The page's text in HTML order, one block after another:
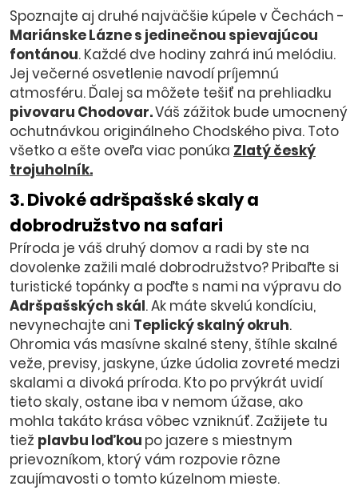
Spoznajte aj druhé najväčšie kúpele v Čechách -
Mariánske Lázne s jedinečnou spievajúcou
fontánou. Každé dve hodiny zahrá inú melódiu.
Jej večerné osvetlenie navodí príjemnú
atmosféru. Ďalej sa môžete tešiť na prehliadku
pivovaru Chodovar.Váš zážitok bude umocnený
ochutnávkou originálneho Chodského piva. Toto
všetko a ešte oveľa viac ponúka Zlatý český
trojuholník.
3. Divoké adršpašské skaly a
dobrodružstvo na safari
Príroda je váš druhý domov a radi by ste na
dovolenke zažili malé dobrodružstvo? Pribaľte si
turistické topánky a poďte s nami na výpravu do
Adršpašských skál. Ak máte skvelú kondíciu,
nevynechajte ani Teplický skalný okruh.
Ohromia vás masívne skalné steny, štíhle skalné
veže, previsy, jaskyne, úzke údolia zovreté medzi
skalami a divoká príroda. Kto po prvýkrát uvidí
tieto skaly, ostane iba v nemom úžase, ako
mohla takáto krása vôbec vzniknúť. Zažijete tu
tiež plavbu loďkou po jazere s miestnym
prievozníkom, ktorý vám rozpovie rôzne
zaujímavosti o tomto kúzelnom mieste.